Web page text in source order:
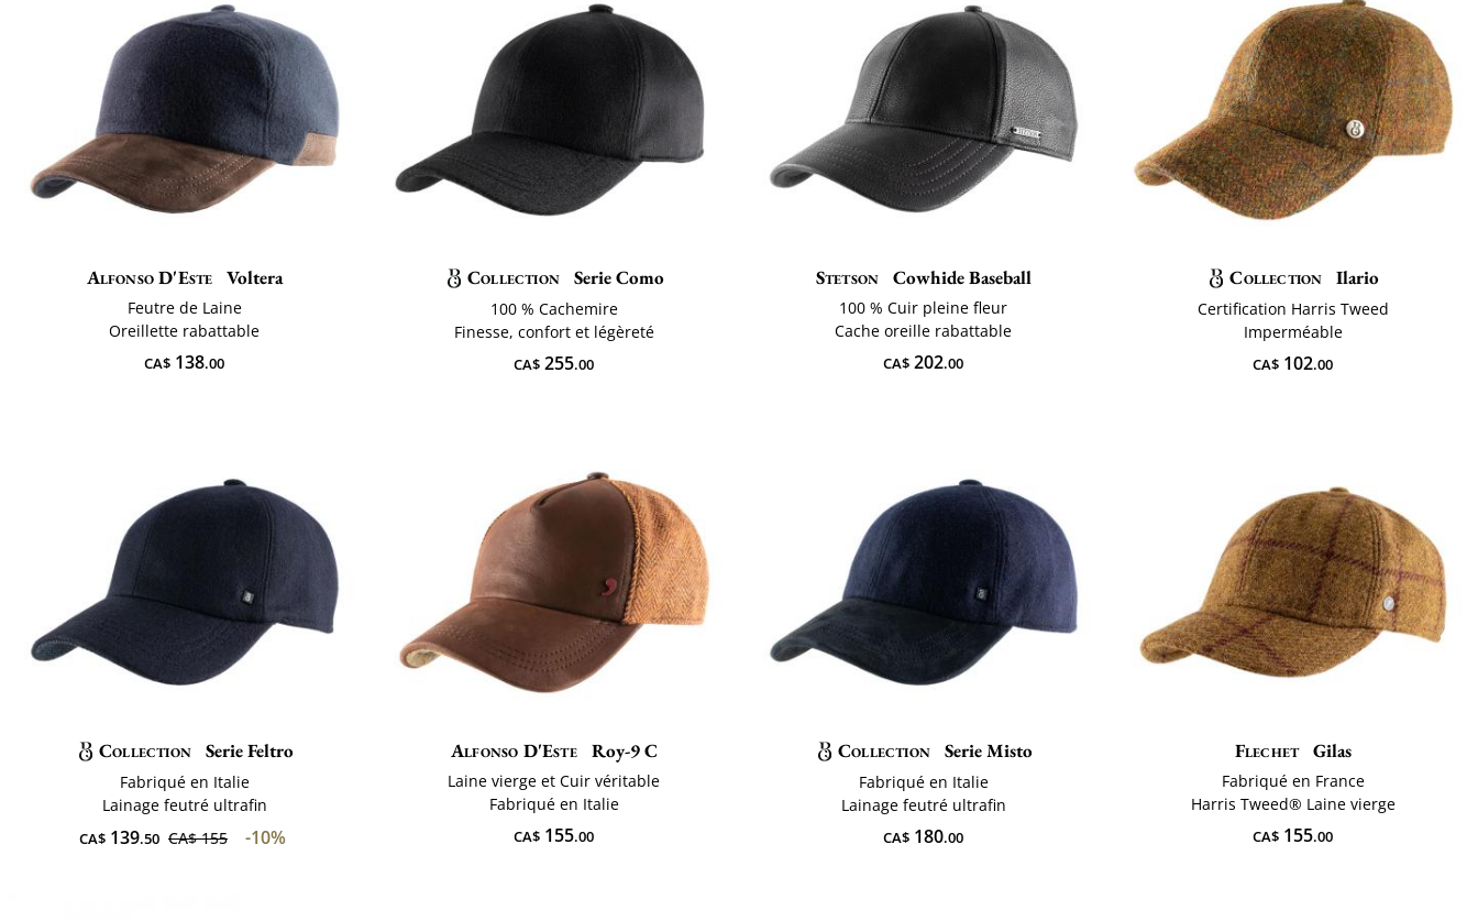
Alfonso D'Este Voltera
Feutre de Laine
Oreillette rabattable
CA$ 138.00
Collection Serie Como
100 % Cachemire
Finesse, confort et légèreté
CA$ 255.00
Stetson Cowhide Baseball
100 % Cuir pleine fleur
Cache oreille rabattable
CA$ 202.00
Collection Ilario
Certification Harris Tweed
Imperméable
CA$ 102.00
Collection Serie Feltro
Fabriqué en Italie
Lainage feutré ultrafin
CA$139.50 CA$ 155 -10%
Alfonso D'Este Roy-9 C
Laine vierge et Cuir véritable
Fabriqué en Italie
CA$ 155.00
Collection Serie Misto
Fabriqué en Italie
Lainage feutré ultrafin
CA$ 180.00
Flechet Gilas
Fabriqué en France
Harris Tweed® Laine vierge
CA$ 155.00